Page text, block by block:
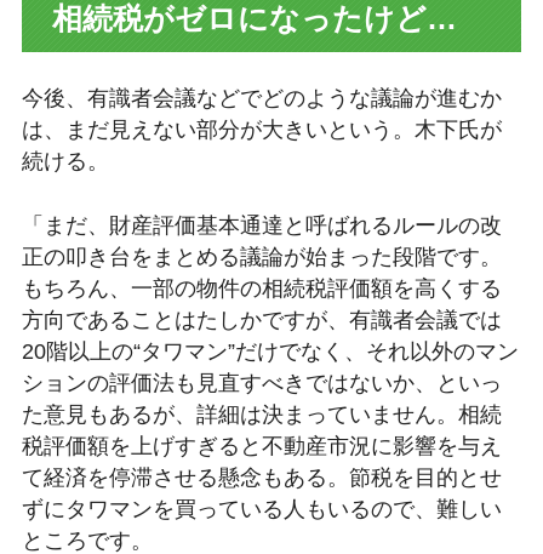
相続税がゼロになったけど…
今後、有識者会議などでどのような議論が進むか
は、まだ見えない部分が大きいという。木下氏が
続ける。
「まだ、財産評価基本通達と呼ばれるルールの改
正の叩き台をまとめる議論が始まった段階です。
もちろん、一部の物件の相続税評価額を高くする
方向であることはたしかですが、有識者会議では
20階以上の“タワマン”だけでなく、それ以外のマン
ションの評価法も見直すべきではないか、といっ
た意見もあるが、詳細は決まっていません。相続
税評価額を上げすぎると不動産市況に影響を与え
て経済を停滞させる懸念もある。節税を目的とせ
ずにタワマンを買っている人もいるので、難しい
ところです。